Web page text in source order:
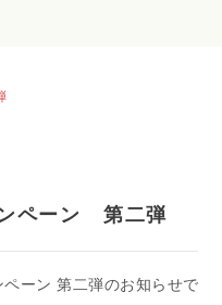
ペーン 第二弾
ーン 第二弾のお知らせで